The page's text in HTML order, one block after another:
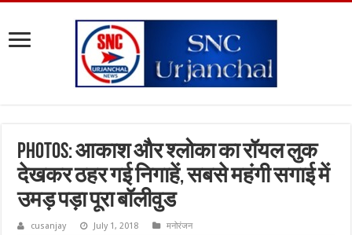
PHOTOS: आकाश और श्लोका का रॉयल लुक
देखकर ठहर गई निगाहें, सबसे महंगी सगाई में
उमड़ पड़ा पूरा बॉलीवुड
cusanjay July 1, 2018 मनोरंजन